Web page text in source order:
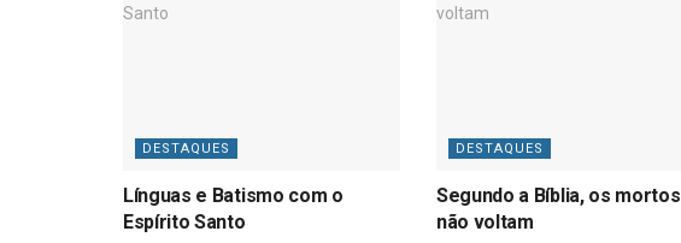
DESTAQUES
Línguas e Batismo com o
Espírito Santo
DESTAQUES
Segundo a Bíblia, os mortos
não voltam